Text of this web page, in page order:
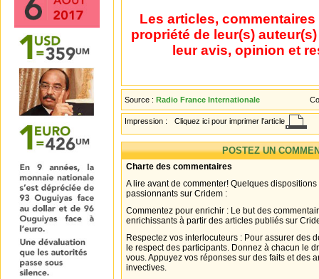
Les articles,
propriété de leur(s)
leur avis, opinion et
Source : Radio France Internationale
Impression : Cliquez ici pour imprimer l'article
POSTEZ UN
Charte des commentaires
A lire avant de commenter! Quelques
passionnants sur Cridem :
Commentez pour enrichir : Le but des
enrichissants à partir des articles publiés sur
Respectez vos interlocuteurs : Pour assurer des
le respect des participants. Donnez à chacun le
vous. Appuyez vos réponses sur des faits et des
invectives.